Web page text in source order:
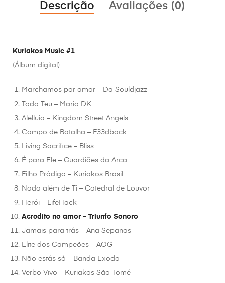
Descrição Avaliações (0)
Kuriakos Music #1
(Álbum digital)
Marchamos por amor – Da Souldjazz
Todo Teu – Mario DK
Alelluia – Kingdom Street Angels
Campo de Batalha – F33dback
Living Sacrifice – Bliss
É para Ele – Guardiões da Arca
Filho Pródigo – Kuriakos Brasil
Nada além de Ti – Catedral de Louvor
Herói – LifeHack
Acredito no amor – Triunfo Sonoro
Jamais para trás – Ana Sepanas
Elite dos Campeões – AOG
Não estás só – Banda Exodo
Verbo Vivo – Kuriakos São Tomé